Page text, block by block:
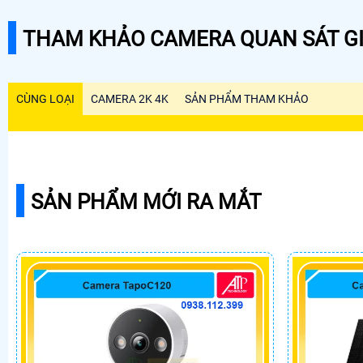
THAM KHẢO CAMERA QUAN SÁT
CÙNG LOẠI CAMERA 2K 4K SẢN PHẨM THAM KHẢO
SẢN PHẨM MỚI RA MẮT